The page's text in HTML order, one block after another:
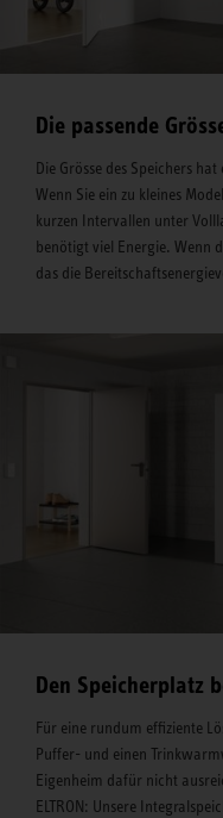
Die passende
Die Grösse des Speichers
Wenn Sie ein zu kleines
kurzen Intervallen unter
benötigt viel Energie. Wenn
das die
Den Speicherplatz
Für eine rundum effiziente
Puffer- und einen
Eigenheim dafür nicht
ELTRON: Unsere